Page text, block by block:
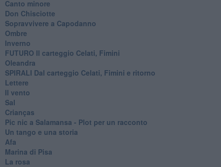
Canto minore
Don Chisciotte
Sopravvivere a Capodanno
Ombre
Inverno
FUTURO Il carteggio Celati, Fimini
Oleandra
SPIRALI Dal carteggio Celati, Fimini e ritorno
Lettere
Il vento
Sal
Crianças
Pic nic a Salamansa - Plot per un racconto
Un tango e una storia
Afa
Marina di Pisa
La rosa